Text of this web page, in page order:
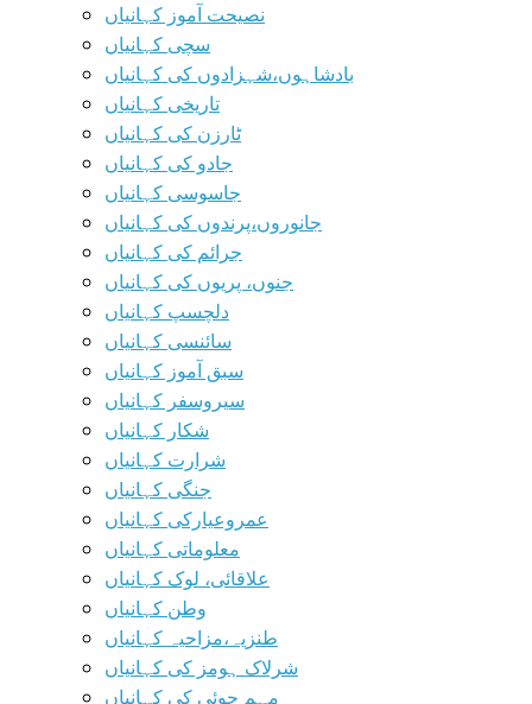
نصیحت آموز کہانیاں
سچی کہانیاں
بادشاہوں،شہزادوں کی کہانیاں
تاریخی کہانیاں
ٹارزن کی کہانیاں
جادو کی کہانیاں
جاسوسی کہانیاں
جانوروں،پرندوں کی کہانیاں
جرائم کی کہانیاں
جنوں، پریوں کی کہانیاں
دلچسپ کہانیاں
سائنسی کہانیاں
سبق آموز کہانیاں
سیروسفر کہانیاں
شکار کہانیاں
شرارت کہانیاں
جنگی کہانیاں
عمروعیارکی کہانیاں
معلوماتی کہانیاں
علاقائی، لوک کہانیاں
وطن کہانیاں
طنزیہ،مزاحیہ کہانیاں
شرلاک ہومز کی کہانیاں
مہم جوئی کی کہانیاں